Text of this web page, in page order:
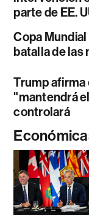
parte de EE.
Copa Mundial
batalla de las
Trump afirma
"mantendrá
controlará